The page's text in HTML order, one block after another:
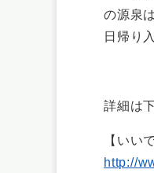
の源泉
日帰り
詳細は
【い
http://